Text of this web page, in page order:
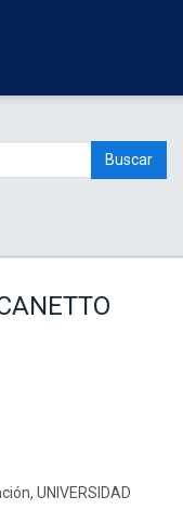
Buscar
UNIVERSIDAD